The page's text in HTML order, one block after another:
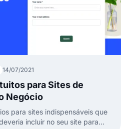
14/07/2021
para Sites de
Negócio
para sites indispensáveis que
incluir no seu site para